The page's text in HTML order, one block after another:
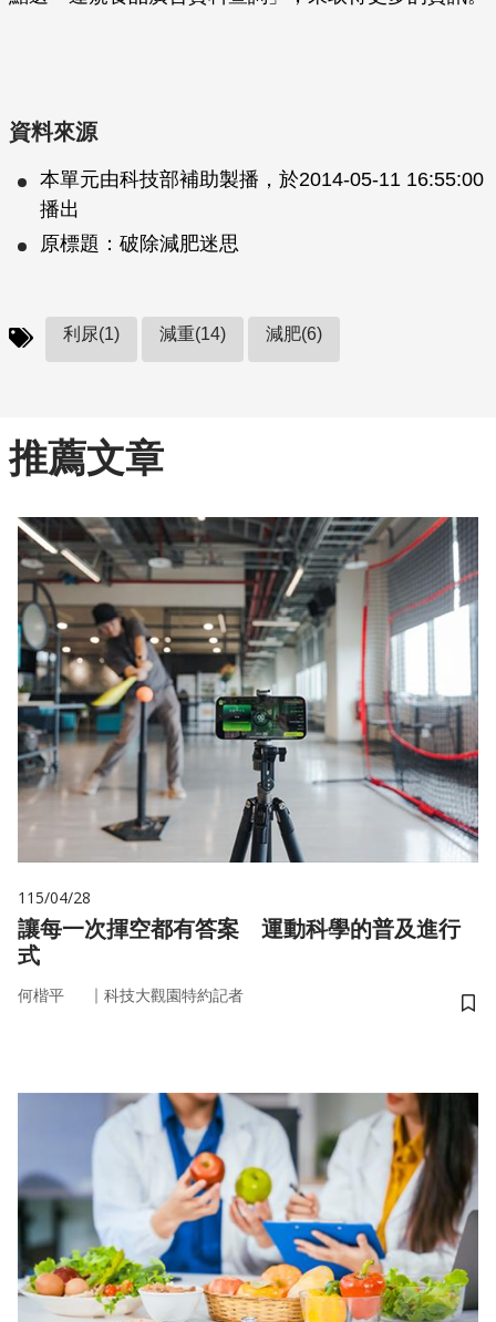
資料來源
本單元由科技部補助製播，於2014-05-11 16:55:00
播出
原標題：破除減肥迷思
利尿(1) 減重(14) 減肥(6)
推薦文章
115/04/28
讓每一次揮空都有答案 運動科學的普及進行
式
何楷平 ｜ 科技大觀園特約記者
儲